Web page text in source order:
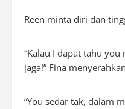
Reen minta diri dan
“Kalau I dapat tahu
jaga!” Fina
“You sedar tak, dalam